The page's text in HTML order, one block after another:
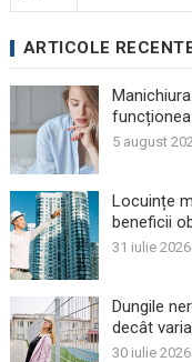
ARTICOLE
5 august
Locuințe
beneficii
31 iulie 2026
Dungile
decât
30 iulie 2026